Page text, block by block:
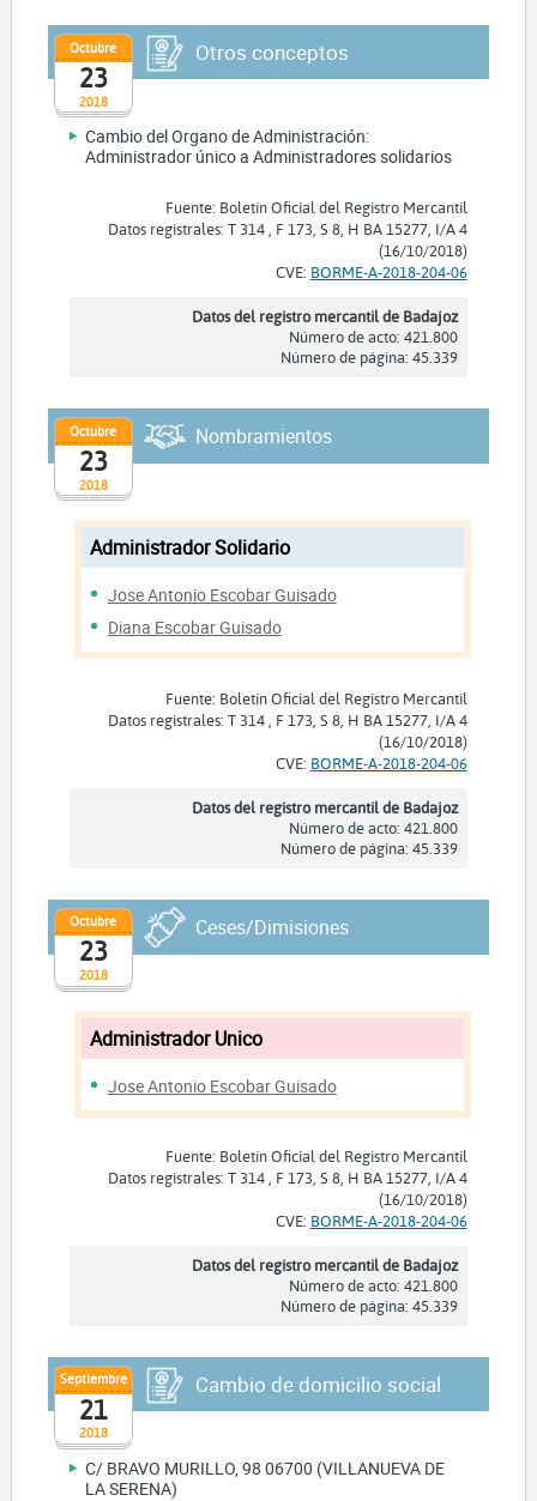
2018
Octubre
23
Otros conceptos
Cambio del Organo de Administración:
Administrador único a Administradores solidarios
Fuente: Boletín Oficial del Registro Mercantil
Datos registrales: T 314 , F 173, S 8, H BA 15277, I/A 4
(16/10/2018)
CVE: BORME-A-2018-204-06
Datos del registro mercantil de Badajoz
Número de acto: 421.800
Número de página: 45.339
2018
Octubre
23
Nombramientos
Administrador Solidario
Jose Antonio Escobar Guisado
Diana Escobar Guisado
Fuente: Boletín Oficial del Registro Mercantil
Datos registrales: T 314 , F 173, S 8, H BA 15277, I/A 4
(16/10/2018)
CVE: BORME-A-2018-204-06
Datos del registro mercantil de Badajoz
Número de acto: 421.800
Número de página: 45.339
2018
Octubre
23
Ceses/Dimisiones
Administrador Unico
Jose Antonio Escobar Guisado
Fuente: Boletín Oficial del Registro Mercantil
Datos registrales: T 314 , F 173, S 8, H BA 15277, I/A 4
(16/10/2018)
CVE: BORME-A-2018-204-06
Datos del registro mercantil de Badajoz
Número de acto: 421.800
Número de página: 45.339
2018
Septiembre
21
Cambio de domicilio social
C/ BRAVO MURILLO, 98 06700 (VILLANUEVA DE
LA SERENA)